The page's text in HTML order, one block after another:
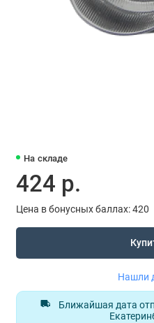
На складе
424 р.
Цена в бонусных баллах: 420
Нашли
Ближайшая дата